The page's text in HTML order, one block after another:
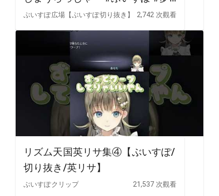
野あかり
ぶいすぽ広場【ぶいすぽ切り抜き】 2,742 次觀看
リズム天国英リサ集④【ぶいすぽ/
切り抜き/英リサ】
ぶいすぽクリップ 21,537 次觀看